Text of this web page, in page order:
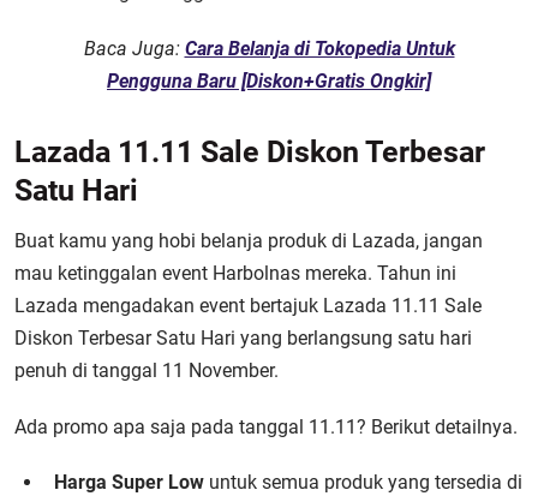
Baca Juga: Cara Belanja di Tokopedia Untuk
Pengguna Baru [Diskon+Gratis Ongkir]
Lazada 11.11 Sale Diskon Terbesar
Satu Hari
Buat kamu yang hobi belanja produk di Lazada, jangan
mau ketinggalan event Harbolnas mereka. Tahun ini
Lazada mengadakan event bertajuk Lazada 11.11 Sale
Diskon Terbesar Satu Hari yang berlangsung satu hari
penuh di tanggal 11 November.
Ada promo apa saja pada tanggal 11.11? Berikut detailnya.
Harga Super Low untuk semua produk yang tersedia di